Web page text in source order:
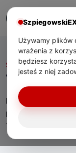
Start/ Tag:
Tag:
Eksperckie
praktycznym
technicznym dla
Używamy plików
wrażenia z
będziesz
jesteś z niej